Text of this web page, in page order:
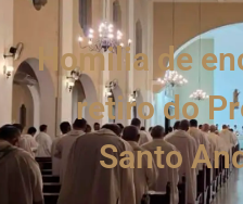
Homilia de
retiro do
Santo